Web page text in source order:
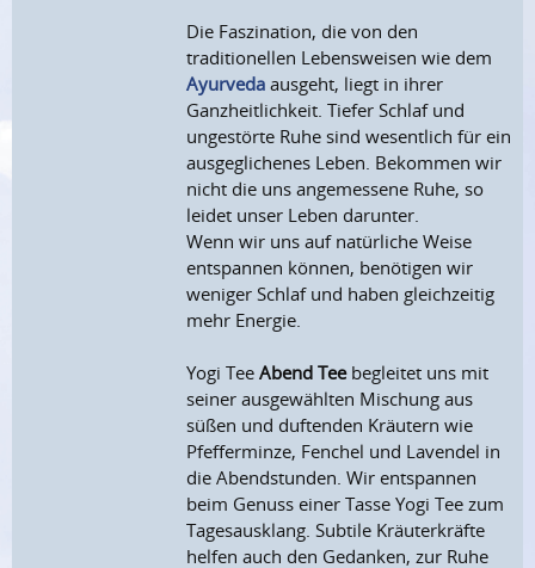
Die Faszination, die von den
traditionellen Lebensweisen wie dem
Ayurveda ausgeht, liegt in ihrer
Ganzheitlichkeit. Tiefer Schlaf und
ungestörte Ruhe sind wesentlich für ein
ausgeglichenes Leben. Bekommen wir
nicht die uns angemessene Ruhe, so
leidet unser Leben darunter.
Wenn wir uns auf natürliche Weise
entspannen können, benötigen wir
weniger Schlaf und haben gleichzeitig
mehr Energie.
Yogi TeeAbend Teebegleitet uns mit
seiner ausgewählten Mischung aus
süßen und duftenden Kräutern wie
Pfefferminze, Fenchel und Lavendel in
die Abendstunden. Wir entspannen
beim Genuss einer Tasse Yogi Tee zum
Tagesausklang. Subtile Kräuterkräfte
helfen auch den Gedanken, zur Ruhe